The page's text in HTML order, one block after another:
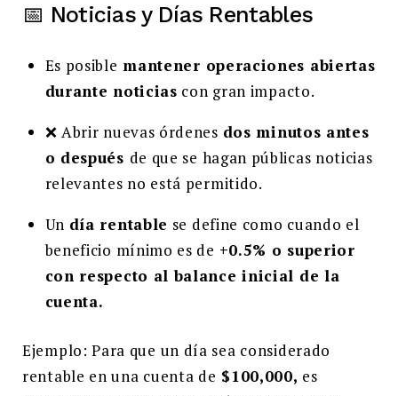
📅 Noticias y Días Rentables
Es posible mantener operaciones abiertas
durante noticias con gran impacto.
❌ Abrir nuevas órdenes dos minutos antes
o después de que se hagan públicas noticias
relevantes no está permitido.
Un día rentable se define como cuando el
beneficio mínimo es de +0.5% o superior
con respecto al balance inicial de la
cuenta.
Ejemplo: Para que un día sea considerado
rentable en una cuenta de $100,000, es